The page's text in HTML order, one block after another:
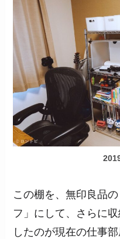
この棚を、無印良品
フ」にして、さらに
したのが現在の仕事部